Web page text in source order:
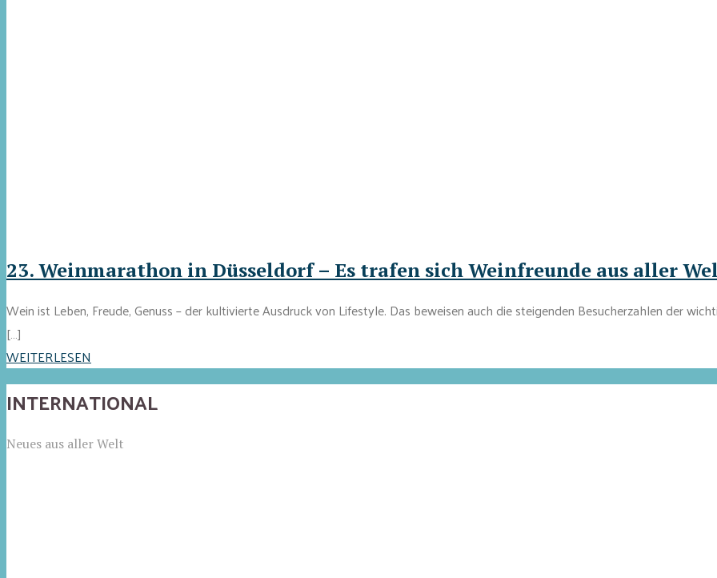
23. Weinmarathon in Düsseldorf – Es trafen sich Weinfreunde aus aller
Wein ist Leben, Freude, Genuss – der kultivierte Ausdruck von Lifestyle. Das beweisen auch die steigenden Besucherzahlen der
[…]
WEITERLESEN
INTERNATIONAL
Neues aus aller Welt